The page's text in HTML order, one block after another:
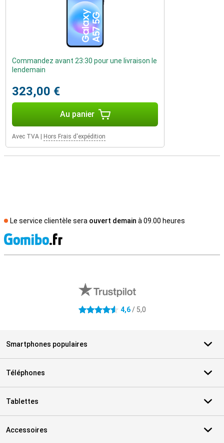
Commandez avant 23:30 pour une livraison le
lendemain
323,00 €
Au panier
Avec TVA Hors Frais d'expédition
Le service clientèle sera ouvert demain à 09.00 heures
4.6 étoiles 4,6/ 5,0
Smartphones populaires
Téléphones
Tablettes
Accessoires